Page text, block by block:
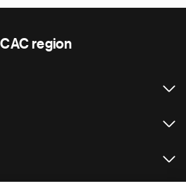
region